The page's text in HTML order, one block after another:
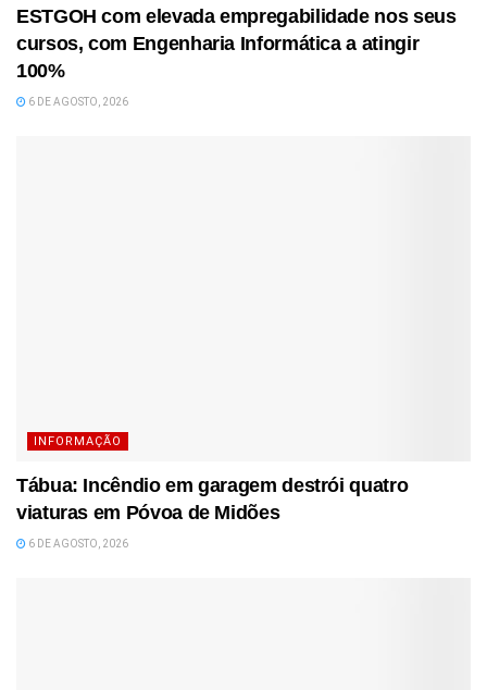
ESTGOH com elevada empregabilidade nos seus
cursos, com Engenharia Informática a atingir
100%
6 DE AGOSTO, 2026
INFORMAÇÃO
Tábua: Incêndio em garagem destrói quatro
viaturas em Póvoa de Midões
6 DE AGOSTO, 2026